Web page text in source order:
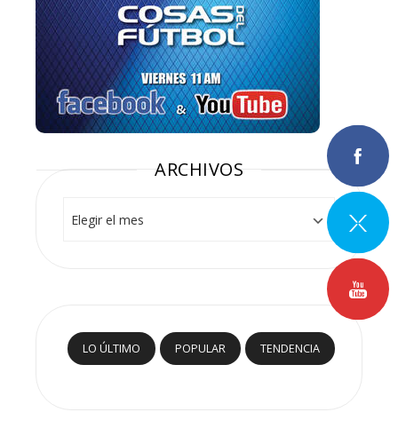
ARCHIVOS
LO ÚLTIMO POPULAR TENDENCIA